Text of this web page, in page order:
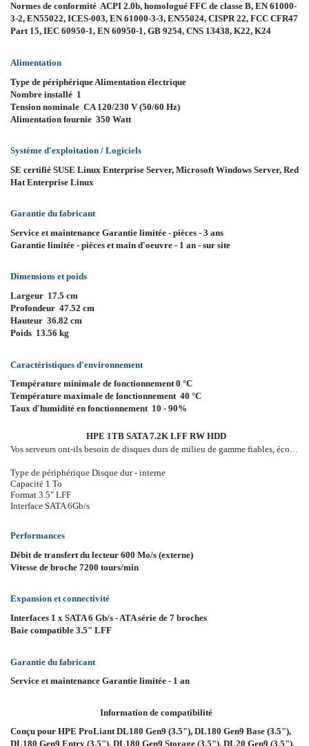
Normes de conformité ACPI 2.0b, homologué FFC de classe B, EN 61000-
3-2, EN55022, ICES-003, EN 61000-3-3, EN55024, CISPR 22, FCC CFR47
Part 15, IEC 60950-1, EN 60950-1, GB 9254, CNS 13438, K22, K24
Alimentation
Type de périphérique Alimentation électrique
Nombre installé 1
Tension nominale CA 120/230 V (50/60 Hz)
Alimentation fournie 350 Watt
Système d'exploitation / Logiciels
SE certifié SUSE Linux Enterprise Server, Microsoft Windows Server, Red
Hat Enterprise Linux
Garantie du fabricant
Service et maintenance Garantie limitée - pièces - 3 ans
Garantie limitée - pièces et main d'oeuvre - 1 an - sur site
Dimensions et poids
Largeur 17.5 cm
Profondeur 47.52 cm
Hauteur 36.82 cm
Poids 13.56 kg
Caractéristiques d'environnement
Température minimale de fonctionnement 0 °C
Température maximale de fonctionnement 40 °C
Taux d'humidité en fonctionnement 10 - 90%
HPE 1TB SATA 7.2K LFF RW HDD
Vos serveurs ont-ils besoin de disques durs de milieu de gamme fiables, économiques, et de haute capacité pour vos besoins croissant en charge de travail en matière de stockage ? Les disques durs HPE Server de milieu de gamme offrent la capacité, les performances et la fiabilité la plus grande pour vos applications de datacenter. Les disques durs de milieu de gamme permettent de stocker plus de données sans sacrifier les performances ou la fiabilité; ils sont idéaux pour tous vos besoins de stockage en vrac. Les disques durs HPE Server de milieu de gamme sont disponibles en grand facteur de forme de 3,5 po et à faible encombrement de 2,5 po et sont fournis avec une garantie standard d'un an. Tous les disques durs HPE subissent un processus de qualification rigoureux qui certifie que chaque disque dur a été testé pour une utilisation dans vos environnements de serveur HPE ProLiant. Avant la certification finale, tous les disques durs HPE Server de milieu de gamme sont optimisés pour la compatibilité et la fonctionnalité, avec la prise en charge de SMART et du HPE Systems Insight Manager.
Type de périphérique Disque dur - interne
Capacité 1 To
Format 3.5" LFF
Interface SATA 6Gb/s
Performances
Débit de transfert du lecteur 600 Mo/s (externe)
Vitesse de broche 7200 tours/min
Expansion et connectivité
Interfaces 1 x SATA 6 Gb/s - ATA série de 7 broches
Baie compatible 3.5" LFF
Garantie du fabricant
Service et maintenance Garantie limitée - 1 an
Information de compatibilité
Conçu pour HPE ProLiant DL180 Gen9 (3.5"), DL180 Gen9 Base (3.5"),
DL180 Gen9 Entry (3.5"), DL180 Gen9 Storage (3.5"), DL20 Gen9 (3.5"),